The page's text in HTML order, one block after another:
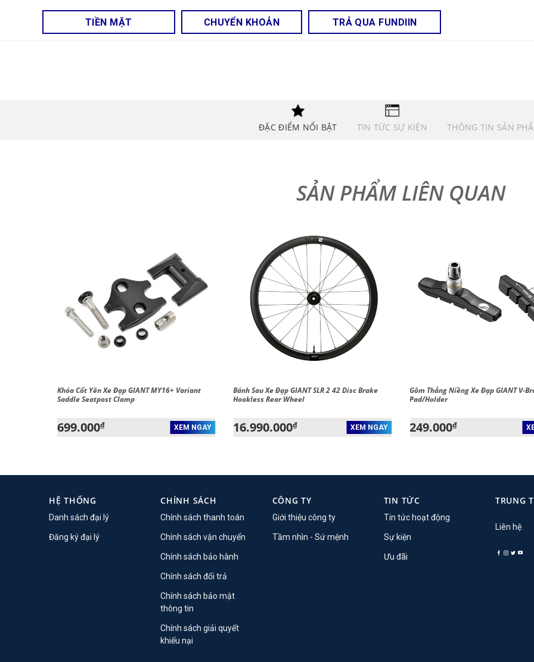
TIỀN MẶT CHUYỂN KHOẢN TRẢ QUA FUNDIIN
ĐẶC ĐIỂM NỔI BẬT TIN TỨC SỰ KIỆN THÔNG TIN SẢN
Khóa Cốt Yên Xe Đạp GIANT MY16+ Variant
Saddle Seatpost Clamp
699.000₫ XEM NGAY
Bánh Sau Xe Đạp GIANT SLR 2 42 Disc Brake
Hookless Rear Wheel
16.990.000₫ XEM NGAY
Gôm Thắng Niềng Xe Đạp GIANT V-
Pad/Holder
249.000₫
HỆ THỐNG
Danh sách đại lý
Đăng ký đại lý
CHÍNH SÁCH
Chính sách thanh toán
Chính sách vận chuyển
Chính sách bảo hành
Chính sách đổi trả
Chính sách bảo mật
thông tin
Chính sách giải quyết
khiếu nại
CÔNG TY
Giới thiệu công ty
Tầm nhìn - Sứ mệnh
TIN TỨC
Tin tức hoạt động
Sự kiện
Ưu đãi
TRUNG
Liên hệ